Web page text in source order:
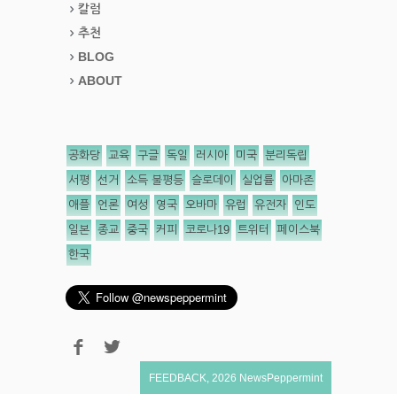
칼럼
추천
BLOG
ABOUT
공화당 교육 구글 독일 러시아 미국 분리독립
서평 선거 소득 불평등 슬로데이 실업률 아마존
애플 언론 여성 영국 오바마 유럽 유전자 인도
일본 종교 중국 커피 코로나19 트위터 페이스북
한국
FEEDBACK 2026 NewsPeppermint